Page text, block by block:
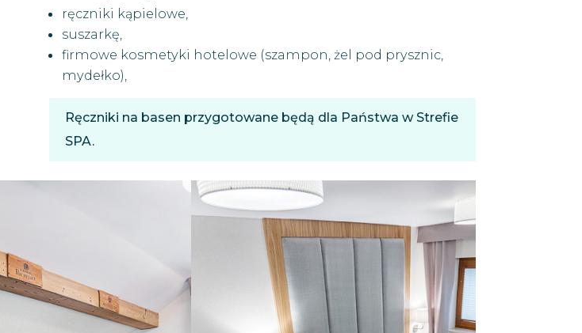
ręczniki kąpielowe,
suszarkę,
firmowe kosmetyki hotelowe (szampon, żel pod prysznic,
mydełko),
Ręczniki na basen przygotowane będą dla Państwa w Strefie
SPA.